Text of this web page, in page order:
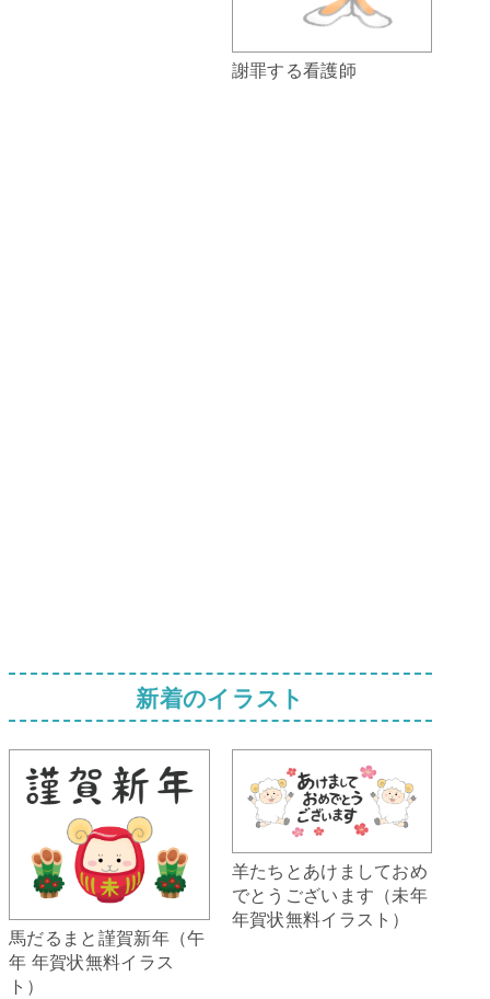
謝罪する看護師
新着のイラスト
馬だるまと謹賀新年（午
年 年賀状無料イラス
ト）
羊たちとあけましておめ
でとうございます（未年
年賀状無料イラスト）